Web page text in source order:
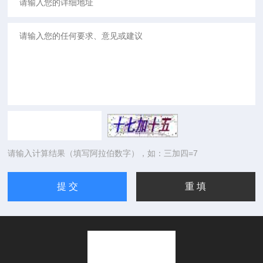
请输入计算结果（填写阿拉伯数字），如：三加四=7